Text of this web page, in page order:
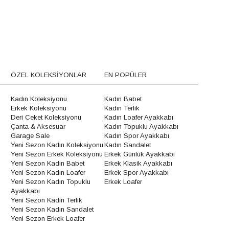
ÖZEL KOLEKSİYONLAR
Kadın Koleksiyonu
Erkek Koleksiyonu
Deri Ceket Koleksiyonu
Çanta & Aksesuar
Garage Sale
Yeni Sezon Kadın Koleksiyonu
Yeni Sezon Erkek Koleksiyonu
Yeni Sezon Kadın Babet
Yeni Sezon Kadın Loafer
Yeni Sezon Kadın Topuklu
Ayakkabı
Yeni Sezon Kadın Terlik
Yeni Sezon Kadın Sandalet
Yeni Sezon Erkek Loafer
EN POPÜLER
Kadın Babet
Kadın Terlik
Kadın Loafer Ayakkabı
Kadın Topuklu Ayakkabı
Kadın Spor Ayakkabı
Kadın Sandalet
Erkek Günlük Ayakkabı
Erkek Klasik Ayakkabı
Erkek Spor Ayakkabı
Erkek Loafer